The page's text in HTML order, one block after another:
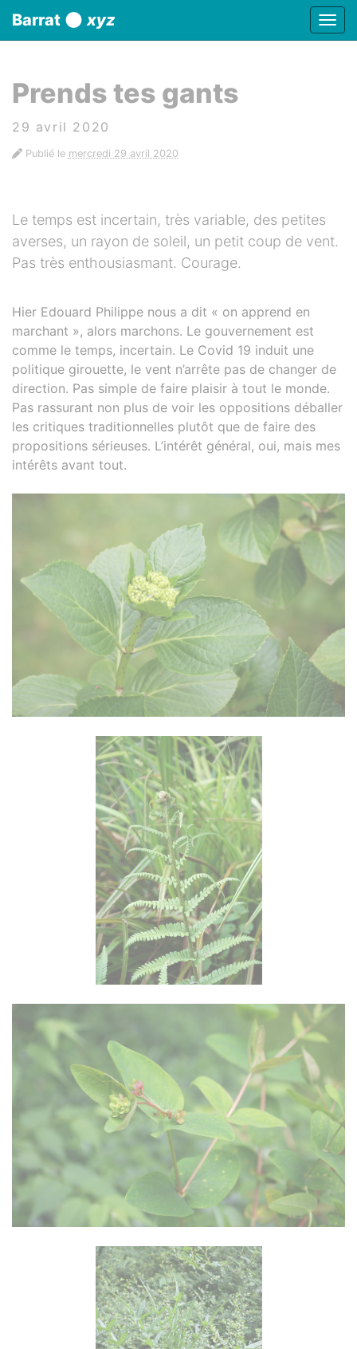
Barrat xyz
Prends tes gants
29 avril 2020
Publié le mercredi 29 avril 2020
Le temps est incertain, très variable, des petites
averses, un rayon de soleil, un petit coup de vent.
Pas très enthousiasmant. Courage.
Hier Edouard Philippe nous a dit « on apprend en
marchant », alors marchons. Le gouvernement est
comme le temps, incertain. Le Covid 19 induit une
politique girouette, le vent n’arrête pas de changer de
direction. Pas simple de faire plaisir à tout le monde.
Pas rassurant non plus de voir les oppositions déballer
les critiques traditionnelles plutôt que de faire des
propositions sérieuses. L’intérêt général, oui, mais mes
intérêts avant tout.
Panneau de gestion des cookies